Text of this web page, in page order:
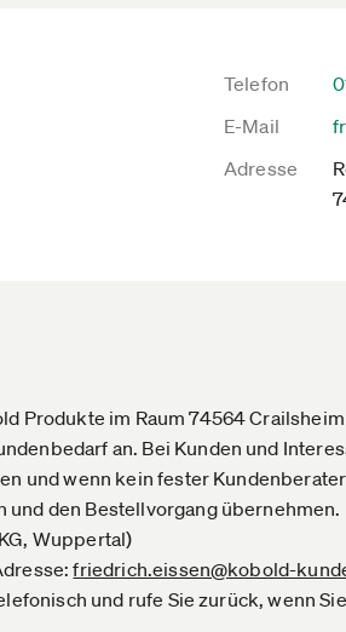
Telefon
E-Mail
Adresse
Produkte im Raum 74564
an. Bei Kunden und
und wenn kein fester
und den Bestellvorgang
Wuppertal)
friedrich.eissen@kobold-
und rufe Sie zurück, wenn